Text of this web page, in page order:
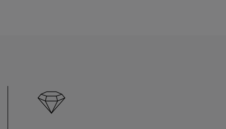
U kan het juweel ook bezichtigen in onze zaak,